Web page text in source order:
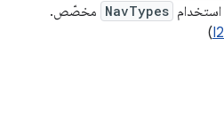
استخدام NavTypes مخصّص.
)